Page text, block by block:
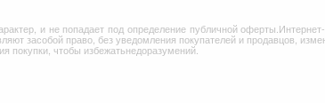
и не попадает под определение публичной
засобой право, без уведомления покупателей и продавцов,
чтобы избежатьнедоразумений.